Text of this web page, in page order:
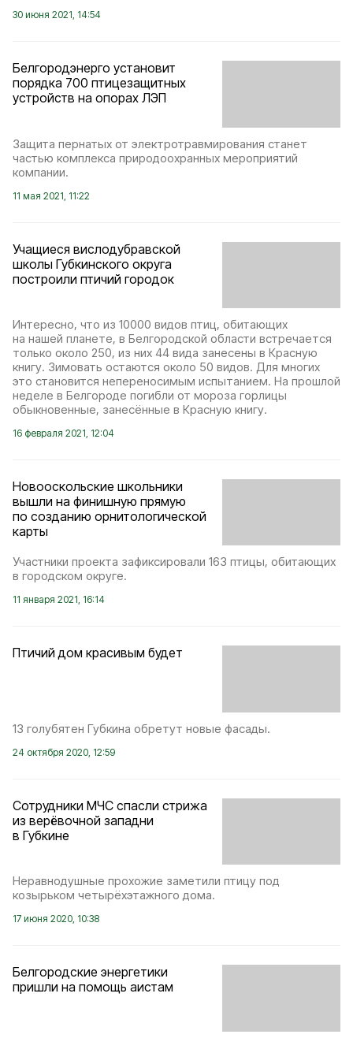
30 июня 2021, 14:54
Белгородэнерго установит
порядка 700 птицезащитных
устройств на опорах ЛЭП
Защита пернатых от электротравмирования станет
частью комплекса природоохранных мероприятий
компании.
11 мая 2021, 11:22
Учащиеся вислодубравской
школы Губкинского округа
построили птичий городок
Интересно, что из 10000 видов птиц, обитающих
на нашей планете, в Белгородской области встречается
только около 250, из них 44 вида занесены в Красную
книгу. Зимовать остаются около 50 видов. Для многих
это становится непереносимым испытанием. На прошлой
неделе в Белгороде погибли от мороза горлицы
обыкновенные, занесённые в Красную книгу.
16 февраля 2021, 12:04
Новооскольские школьники
вышли на финишную прямую
по созданию орнитологической
карты
Участники проекта зафиксировали 163 птицы, обитающих
в городском округе.
11 января 2021, 16:14
Птичий дом красивым будет
13 голубятен Губкина обретут новые фасады.
24 октября 2020, 12:59
Сотрудники МЧС спасли стрижа
из верёвочной западни
в Губкине
Неравнодушные прохожие заметили птицу под
козырьком четырёхэтажного дома.
17 июня 2020, 10:38
Белгородские энергетики
пришли на помощь аистам